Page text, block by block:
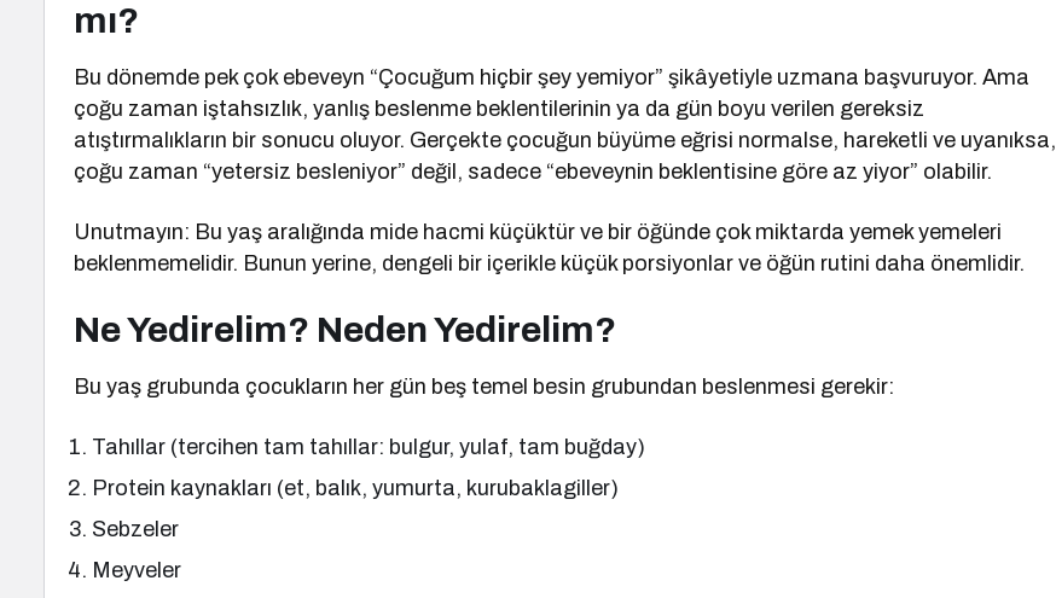
mı?
Bu dönemde pek çok ebeveyn “Çocuğum hiçbir şey yemiyor” şikâyetiyle uzmana başvuruyor. Ama
çoğu zaman iştahsızlık, yanlış beslenme beklentilerinin ya da gün boyu verilen gereksiz
atıştırmalıkların bir sonucu oluyor. Gerçekte çocuğun büyüme eğrisi normalse, hareketli ve uyanıksa,
çoğu zaman “yetersiz besleniyor” değil, sadece “ebeveynin beklentisine göre az yiyor” olabilir.
Unutmayın: Bu yaş aralığında mide hacmi küçüktür ve bir öğünde çok miktarda yemek yemeleri
beklenmemelidir. Bunun yerine, dengeli bir içerikle küçük porsiyonlar ve öğün rutini daha önemlidir.
Ne Yedirelim? Neden Yedirelim?
Bu yaş grubunda çocukların her gün beş temel besin grubundan beslenmesi gerekir:
Tahıllar (tercihen tam tahıllar: bulgur, yulaf, tam buğday)
Protein kaynakları (et, balık, yumurta, kurubaklagiller)
Sebzeler
Meyveler